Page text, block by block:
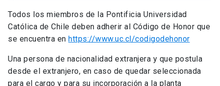
Todos los miembros de la Pontificia Universidad
Católica de Chile deben adherir al Código de Honor que
se encuentra en https://www.uc.cl/codigodehonor
Una persona de nacionalidad extranjera y que postula
desde el extranjero, en caso de quedar seleccionada
para el cargo y para su incorporación a la planta